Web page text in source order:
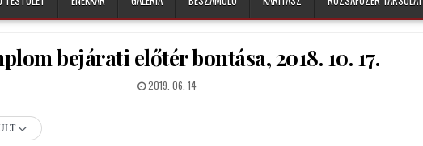
bejárati előtér bontása, 2018. 10. 17.
PUBLISHED
2019. 06. 14